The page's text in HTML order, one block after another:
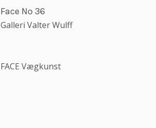
Face No 36
Galleri Valter Wulff
FACE Vægkunst